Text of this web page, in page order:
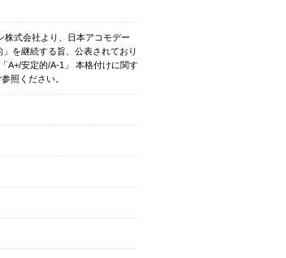
株式会社より、日本アコモデー
を継続する旨、公表されており
A+/安定的/A-1」 本格付けに関す
照ください。